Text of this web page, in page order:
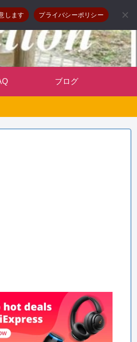
ブログ
します プライバシーポリシー